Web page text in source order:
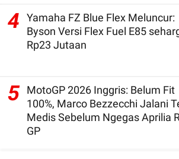
4
Yamaha FZ Blue Flex Meluncur:
Byson Versi Flex Fuel E85
Rp23 Jutaan
5 MotoGP 2026 Inggris: Belum Fit
100%, Marco Bezzecchi Jalani
Medis Sebelum Ngegas Aprilia
GP